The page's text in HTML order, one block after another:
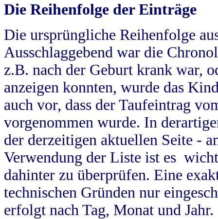
Die Reihenfolge der Einträge
Die ursprüngliche Reihenfolge
Ausschlaggebend war die
z.B. nach der Geburt krank war,
anzeigen konnten, wurde das
auch vor, dass der Taufeintrag
vorgenommen wurde. In
der derzeitigen aktuellen Seite -
Verwendung der Liste ist es
dahinter zu überprüfen. Eine
technischen Gründen nur
erfolgt nach Tag, Monat und Jahr.